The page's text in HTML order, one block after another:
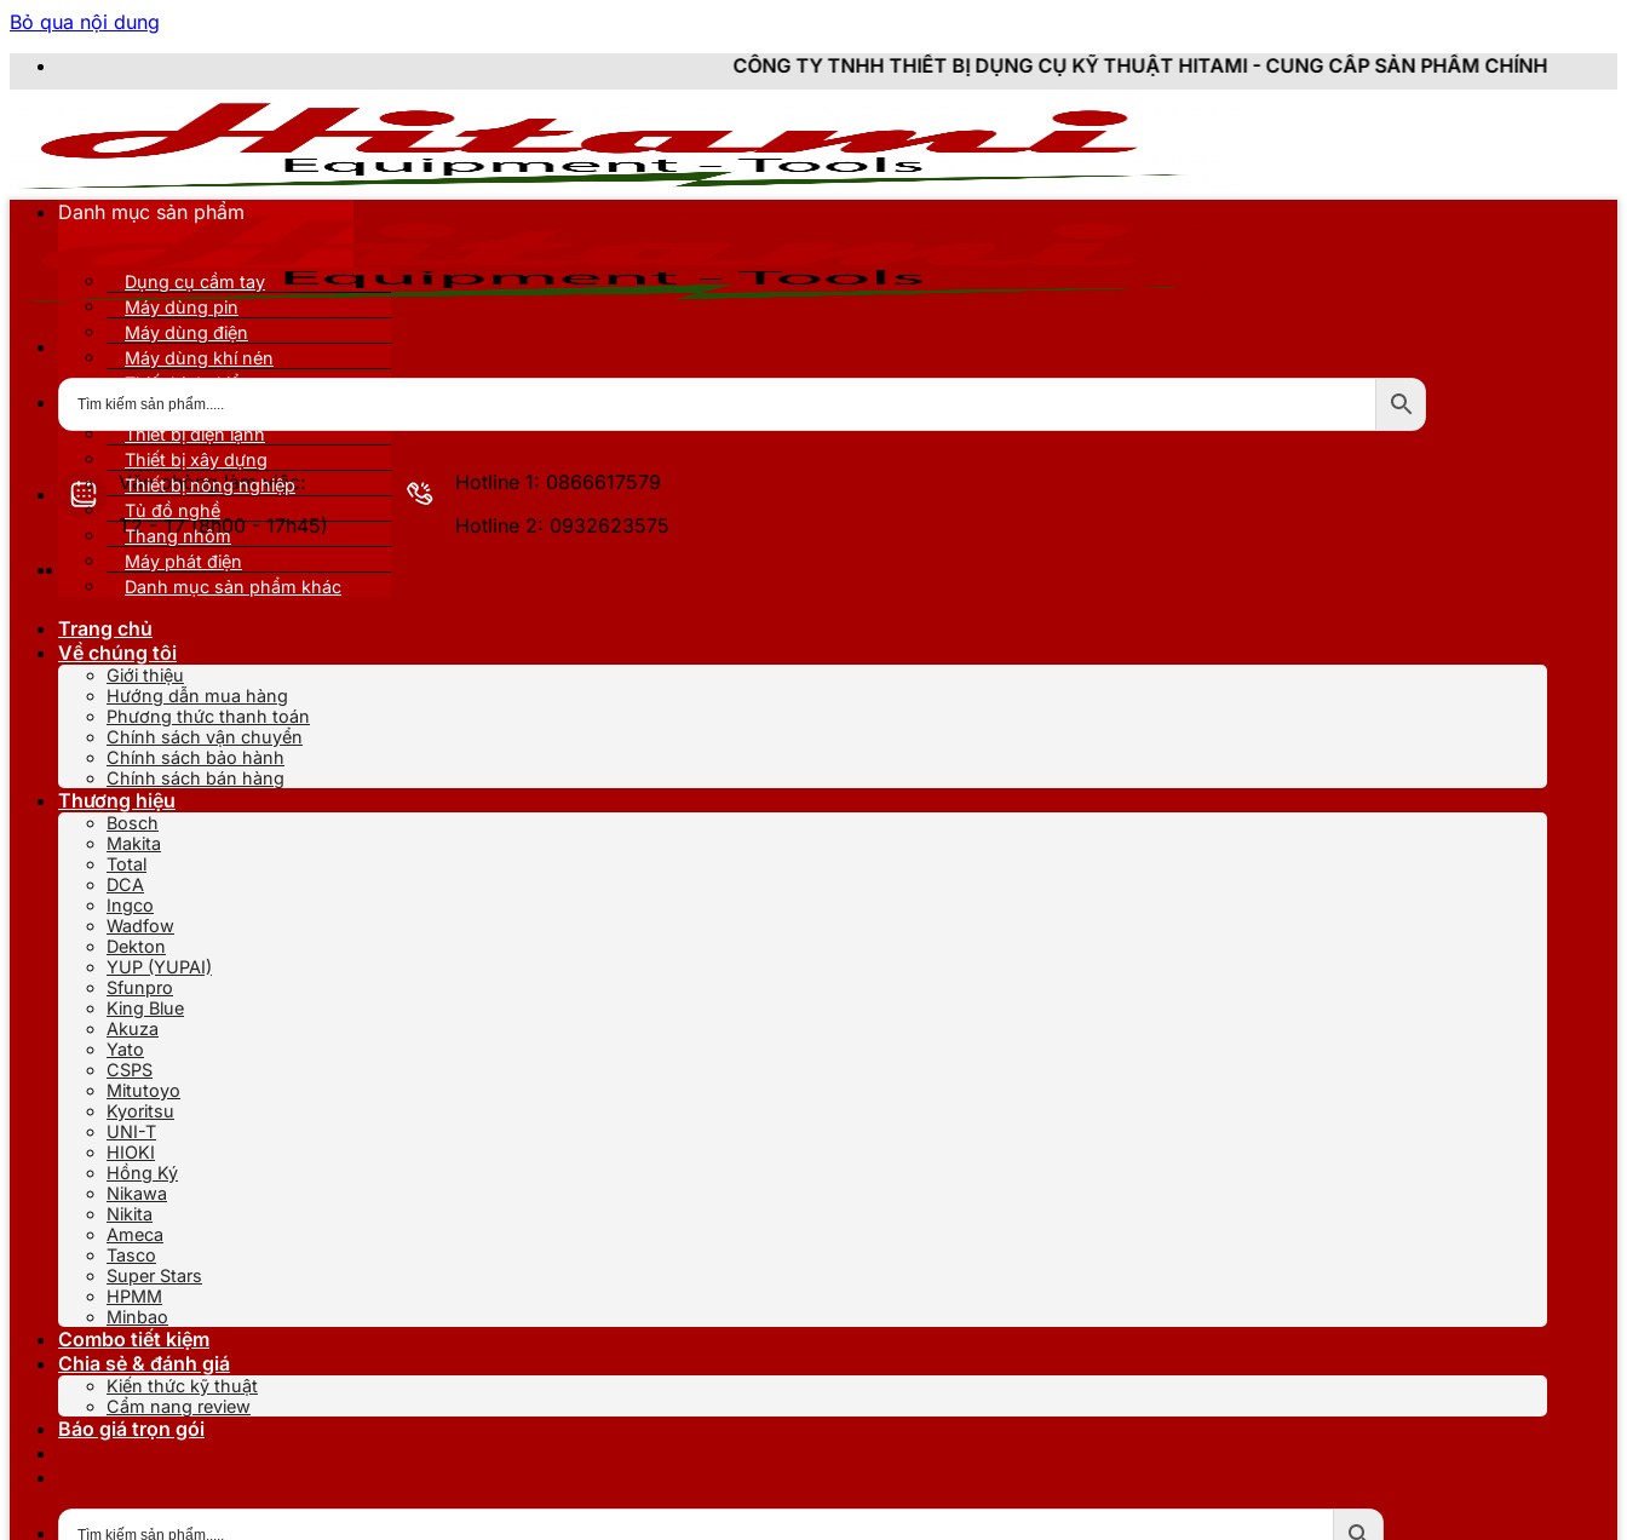
Bỏ qua nội dung
CÔNG TY TNHH THIẾT BỊ DỤNG CỤ KỸ THUẬT HITAMI - CUNG CẤP SẢN PHẨM CHÍNH HÃNG, MỚI 100%,
Văn phòng làm việc:
T2 - T7 (8h00 - 17h45)
Hotline 1: 0866617579
Hotline 2: 0932623575
Danh mục sản phẩm
Dụng cụ cầm tay
Máy dùng pin
Máy dùng điện
Máy dùng khí nén
Thiết bị đo kiểm
Thiết bị nâng đỡ
Thiết bị điện lạnh
Thiết bị xây dựng
Thiết bị nông nghiệp
Tủ đồ nghề
Thang nhôm
Máy phát điện
Danh mục sản phẩm khác
Trang chủ
Về chúng tôi
Giới thiệu
Hướng dẫn mua hàng
Phương thức thanh toán
Chính sách vận chuyển
Chính sách bảo hành
Chính sách bán hàng
Thương hiệu
Bosch
Makita
Total
DCA
Ingco
Wadfow
Dekton
YUP (YUPAI)
Sfunpro
King Blue
Akuza
Yato
CSPS
Mitutoyo
Kyoritsu
UNI-T
HIOKI
Hồng Ký
Nikawa
Nikita
Ameca
Tasco
Super Stars
HPMM
Minbao
Combo tiết kiệm
Chia sẻ & đánh giá
Kiến thức kỹ thuật
Cẩm nang review
Báo giá trọn gói